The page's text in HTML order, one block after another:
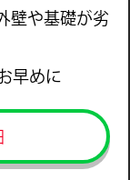
壁や基礎が劣
早めに